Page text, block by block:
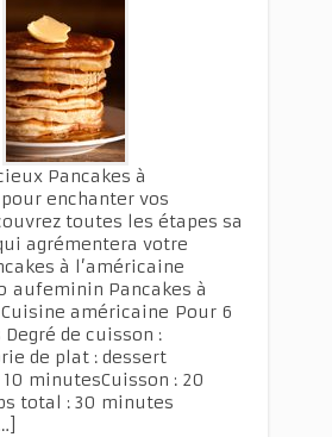
Pancakes à
enchanter vos
toutes les étapes sa
agrémentera votre
à l’américaine
aufeminin Pancakes à
américaine Pour 6
de cuisson :
de plat : dessert
minutesCuisson : 20
total : 30 minutes